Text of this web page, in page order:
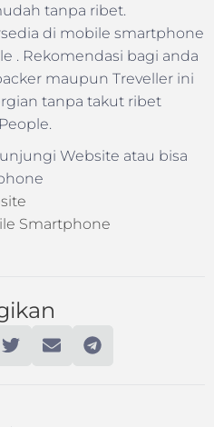
tanpa ribet.
di mobile smartphone
. Rekomendasi bagi anda
maupun Treveller ini
tanpa takut ribet
Website atau bisa
Smartphone